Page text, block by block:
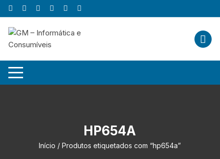
Skip
to
content
HP654A
Início / Produtos etiquetados com “hp654a”